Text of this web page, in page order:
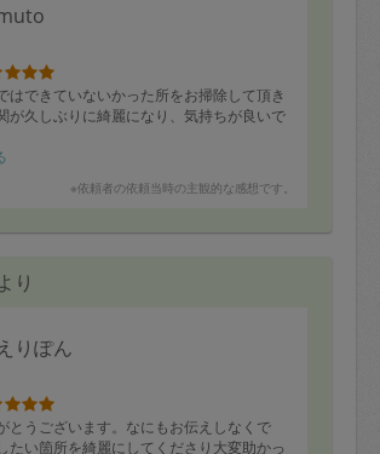
はできていないかった所をお掃除して頂き
が久しぶりに綺麗になり、気持ちが良いで
※依頼者の依頼当時の主観的な感想です。
り
えりぽん
とうございます。なにもお伝えしなくで
たい箇所を綺麗にしてくださり大変助かっ